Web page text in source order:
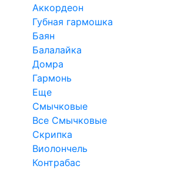
Аккордеон
Губная гармошка
Баян
Балалайка
Домра
Гармонь
Еще
Смычковые
Все Смычковые
Скрипка
Виолончель
Контрабас